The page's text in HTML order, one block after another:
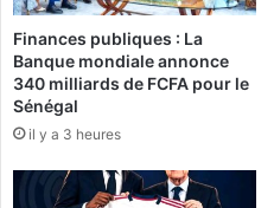
o
y
é
e
s
a
n
s
d
e
p
Finances publiques : La
Banque mondiale annonce
340 milliards de FCFA pour le
Sénégal
il y a 3 heures